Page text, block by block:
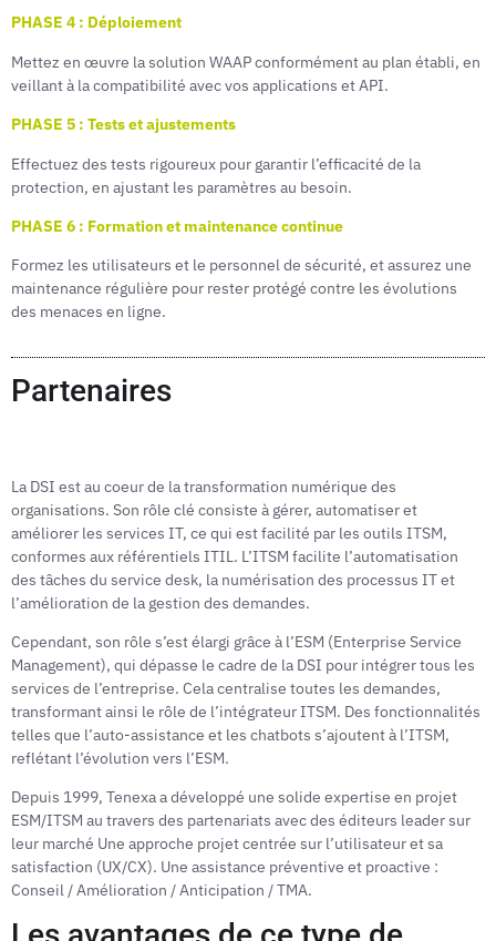
PHASE 4 : Déploiement
Mettez en œuvre la solution WAAP conformément au plan établi, en
veillant à la com­patibilité avec vos applications et API.
PHASE 5 : Tests et ajustements
Effectuez des tests rigoureux pour garantir l’efficacité de la
protection, en ajustant les paramètres au besoin.
PHASE 6 : Formation et maintenance continue
Formez les utilisateurs et le personnel de sécurité, et assurez une
maintenance régulière pour rester protégé contre les évolutions
des menaces en ligne.
Partenaires
La DSI est au coeur de la transformation numérique des
organisations. Son rôle clé consiste à gérer, automatiser et
améliorer les services IT, ce qui est facilité par les outils ITSM,
conformes aux référentiels ITIL. L’ITSM facilite l’automatisation
des tâches du service desk, la numérisation des processus IT et
l’amélioration de la gestion des demandes.
Cependant, son rôle s’est élargi grâce à l’ESM (Enterprise Service
Management), qui dépasse le cadre de la DSI pour intégrer tous les
services de l’entreprise. Cela centralise toutes les demandes,
transformant ainsi le rôle de l’intégrateur ITSM. Des fonctionnalités
telles que l’auto-assistance et les chatbots s’ajoutent à l’ITSM,
reflétant l’évolution vers l’ESM.
Depuis 1999, Tenexa a développé une solide expertise en projet
ESM/ITSM au travers des partenariats avec des éditeurs leader sur
leur marché Une approche projet centrée sur l’utilisateur et sa
satisfaction (UX/CX). Une assistance préventive et proactive :
Conseil / Amélioration / Anticipation / TMA.